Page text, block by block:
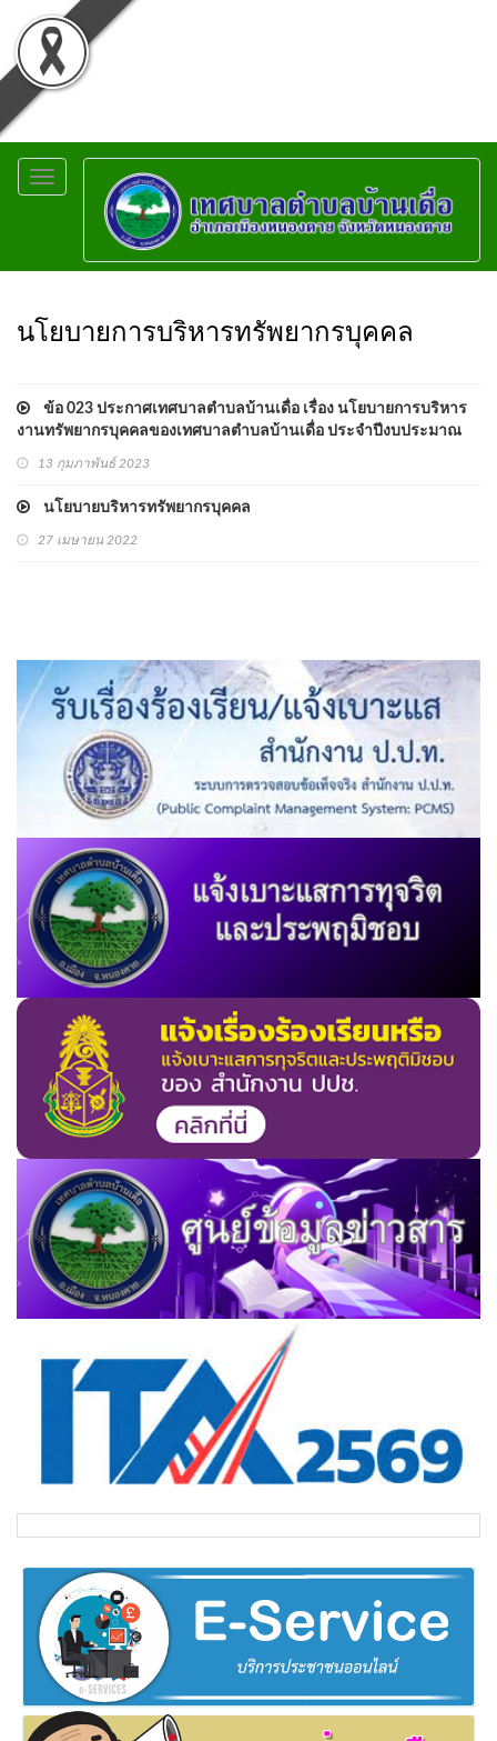
Toggle
navigation
นโยบายการบริหารทรัพยากรบุคคล
ข้อ 023 ประกาศเทศบาลตำบลบ้านเดื่อ เรื่อง นโยบายการบริหาร
งานทรัพยากรบุคคลของเทศบาลตำบลบ้านเดื่อ ประจำปีงบประมาณ
13 กุมภาพันธ์ 2023
นโยบายบริหารทรัพยากรบุคคล
27 เมษายน 2022